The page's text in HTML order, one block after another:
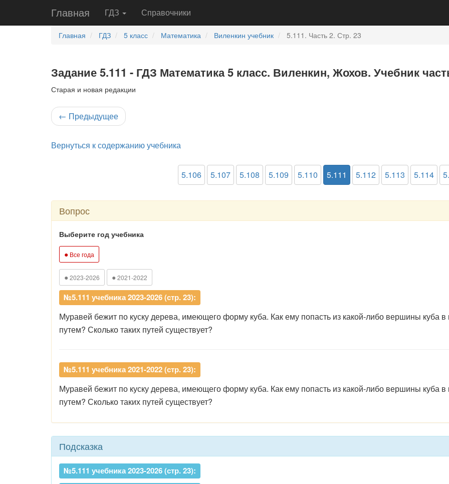
Главная ГДЗ Справочники
Главная ГДЗ 5 класс Математика Виленкин учебник 5.111. Часть 2. Стр. 23
Задание 5.111 - ГДЗ Математика 5 класс. Виленкин, Жохов. Учебник
Старая и новая редакции
← Предыдущее
Вернуться к содержанию учебника
5.106 5.107 5.108 5.109 5.110 5.111 5.112 5.113 5.114
Вопрос
Выберите год учебника
● Все года
● 2023-2026 ● 2021-2022
№5.111 учебника 2023-2026 (стр. 23):
Муравей бежит по куску дерева, имеющего форму куба. Как ему попасть из какой-либо вершины куба
путем? Сколько таких путей существует?
№5.111 учебника 2021-2022 (стр. 23):
Муравей бежит по куску дерева, имеющего форму куба. Как ему попасть из какой-либо вершины куба
путем? Сколько таких путей существует?
Подсказка
№5.111 учебника 2023-2026 (стр. 23):